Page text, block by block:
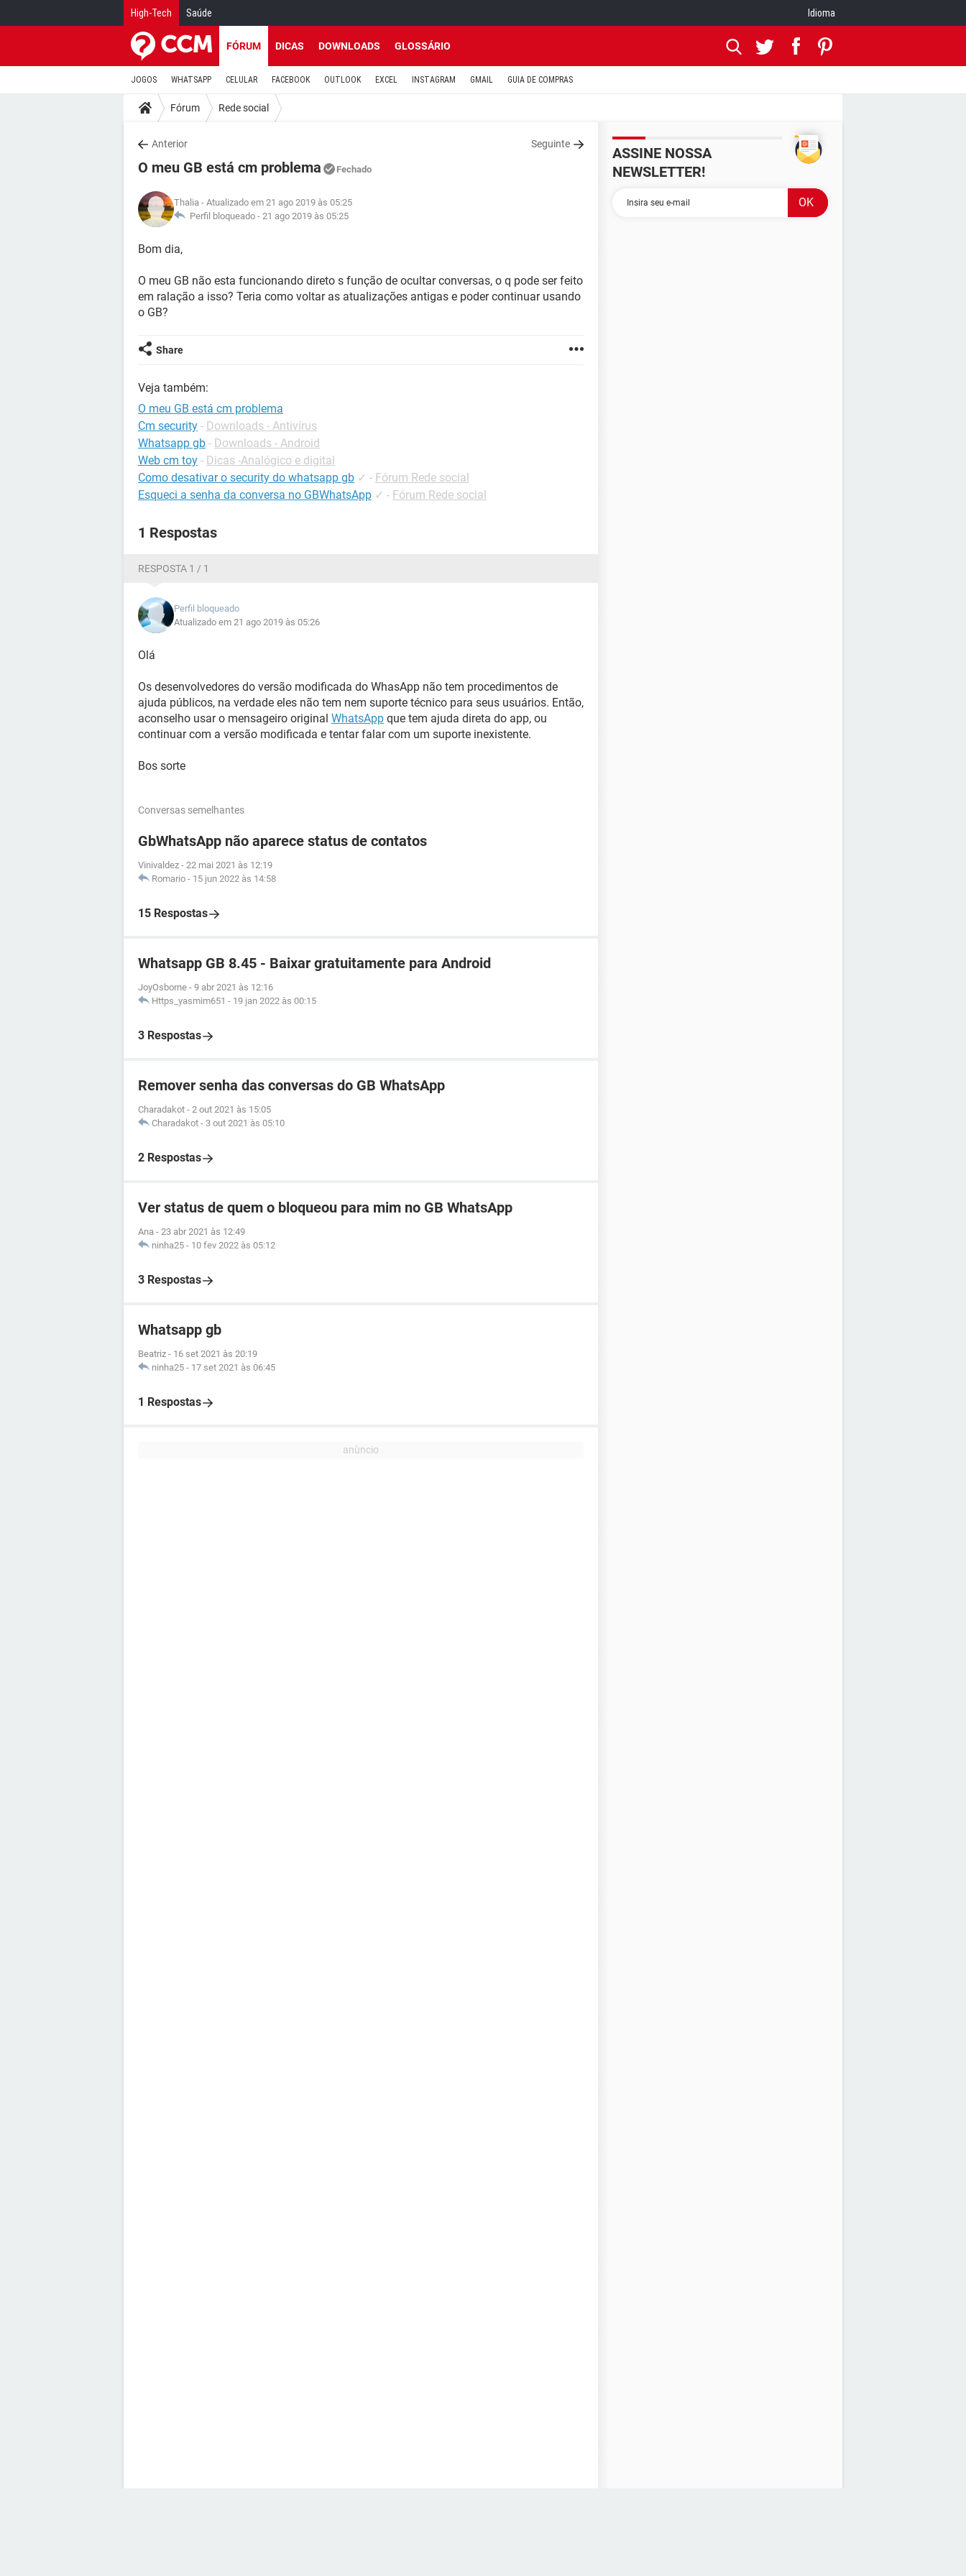
High-Tech Saúde Idioma
FÓRUM DICAS DOWNLOADS GLOSSÁRIO
JOGOS WHATSAPP CELULAR FACEBOOK OUTLOOK EXCEL INSTAGRAM GMAIL GUIA DE COMPRAS
Fórum Rede social
Anterior Seguinte
O meu GB está cm problema Fechado
Thalia - Atualizado em 21 ago 2019 às 05:25
Perfil bloqueado - 21 ago 2019 às 05:25
Bom dia,
O meu GB não esta funcionando direto s função de ocultar conversas, o q pode ser feito
em ralação a isso? Teria como voltar as atualizações antigas e poder continuar usando
o GB?
Share
Veja também:
O meu GB está cm problema
Cm security - Downloads - Antivírus
Whatsapp gb - Downloads - Android
Web cm toy - Dicas -Analógico e digital
Como desativar o security do whatsapp gb ✓ - Fórum Rede social
Esqueci a senha da conversa no GBWhatsApp ✓ - Fórum Rede social
1 Respostas
RESPOSTA 1 / 1
Perfil bloqueado
Atualizado em 21 ago 2019 às 05:26
Olá
Os desenvolvedores do versão modificada do WhasApp não tem procedimentos de
ajuda públicos, na verdade eles não tem nem suporte técnico para seus usuários. Então,
aconselho usar o mensageiro original WhatsApp que tem ajuda direta do app, ou
continuar com a versão modificada e tentar falar com um suporte inexistente.
Bos sorte
Conversas semelhantes
GbWhatsApp não aparece status de contatos
Vinivaldez - 22 mai 2021 às 12:19
Romario - 15 jun 2022 às 14:58
15 Respostas
Whatsapp GB 8.45 - Baixar gratuitamente para Android
JoyOsborne - 9 abr 2021 às 12:16
Https_yasmim651 - 19 jan 2022 às 00:15
3 Respostas
Remover senha das conversas do GB WhatsApp
Charadakot - 2 out 2021 às 15:05
Charadakot - 3 out 2021 às 05:10
2 Respostas
Ver status de quem o bloqueou para mim no GB WhatsApp
Ana - 23 abr 2021 às 12:49
ninha25 - 10 fev 2022 às 05:12
3 Respostas
Whatsapp gb
Beatriz - 16 set 2021 às 20:19
ninha25 - 17 set 2021 às 06:45
1 Respostas
ASSINE NOSSA
NEWSLETTER!